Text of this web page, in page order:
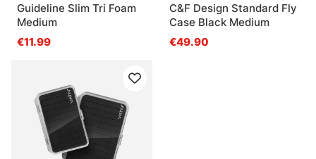
Guideline Slim Tri Foam
Medium
€11.99
C&F Design Standard Fly
Case Black Medium
€49.90